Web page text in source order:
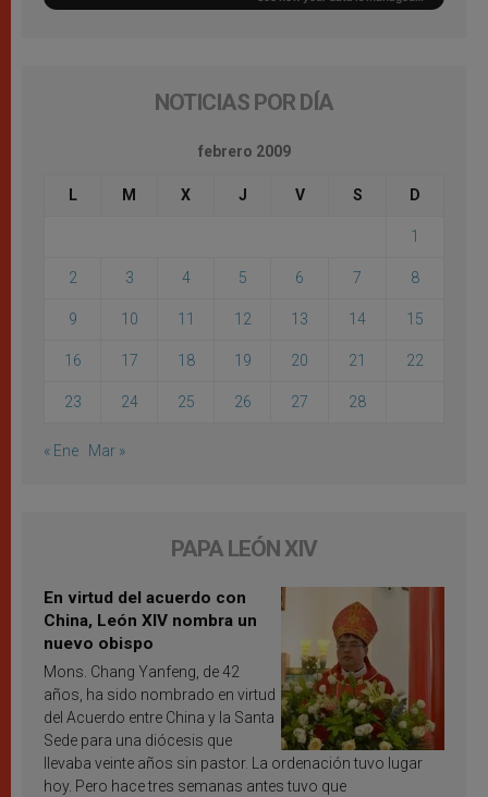
NOTICIAS POR DÍA
febrero 2009
L M X J V S D
1
2 3 4 5 6 7 8
9 10 11 12 13 14 15
16 17 18 19 20 21 22
23 24 25 26 27 28
« Ene Mar »
PAPA LEÓN XIV
En virtud del acuerdo con
China, León XIV nombra un
nuevo obispo
Mons. Chang Yanfeng, de 42
años, ha sido nombrado en virtud
del Acuerdo entre China y la Santa
Sede para una diócesis que
llevaba veinte años sin pastor. La ordenación tuvo lugar
hoy. Pero hace tres semanas antes tuvo que